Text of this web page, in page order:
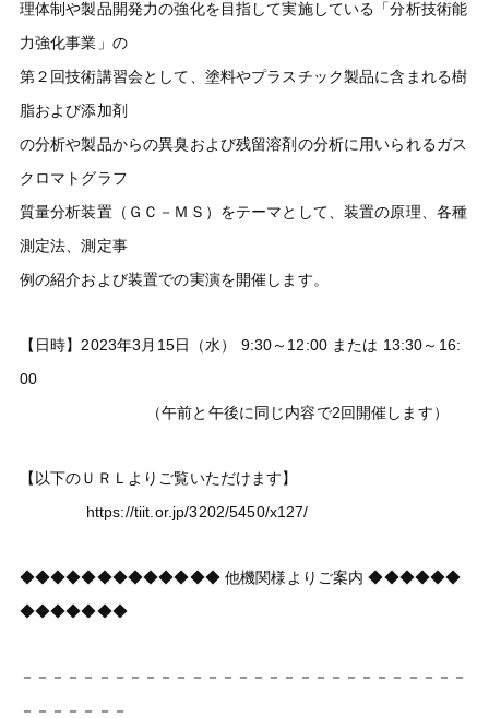
理体制や製品開発力の強化を目指して実施している「分析技術能
力強化事業」の
第２回技術講習会として、塗料やプラスチック製品に含まれる樹
脂および添加剤
の分析や製品からの異臭および残留溶剤の分析に用いられるガス
クロマトグラフ
質量分析装置（ＧＣ－ＭＳ）をテーマとして、装置の原理、各種
測定法、測定事
例の紹介および装置での実演を開催します。
【日時】2023年3月15日（水） 9:30～12:00 または 13:30～16:
00
（午前と午後に同じ内容で2回開催します）
【以下のＵＲＬよりご覧いただけます】
https://tiit.or.jp/3202/5450/x127/
◆◆◆◆◆◆◆◆◆◆◆◆◆ 他機関様よりご案内 ◆◆◆◆◆◆
◆◆◆◆◆◆◆
－－－－－－－－－－－－－－－－－－－－－－－－－－－－－
－－－－－－－